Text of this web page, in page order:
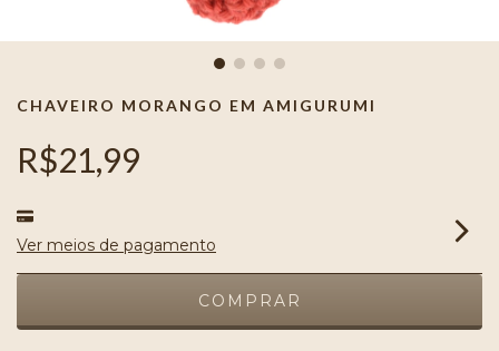
CHAVEIRO MORANGO EM AMIGURUMI
R$21,99
Ver meios de pagamento